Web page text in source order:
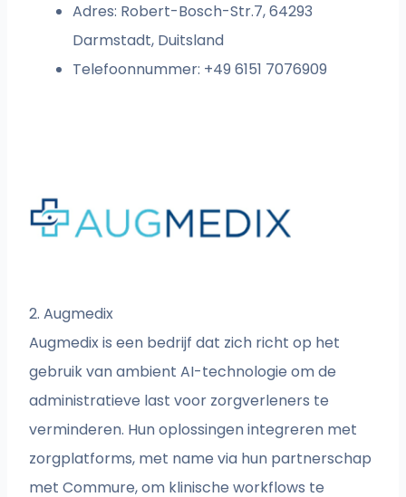
Adres: Robert-Bosch-Str.7, 64293
Darmstadt, Duitsland
Telefoonnummer: +49 6151 7076909
2. Augmedix
Augmedix is een bedrijf dat zich richt op het
gebruik van ambient AI-technologie om de
administratieve last voor zorgverleners te
verminderen. Hun oplossingen integreren met
zorgplatforms, met name via hun partnerschap
met Commure, om klinische workflows te